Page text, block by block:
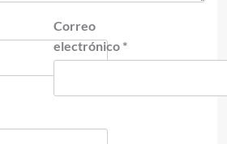
Correo
electrónico *